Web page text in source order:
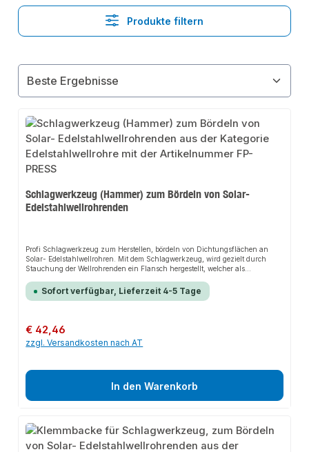
Produkte filtern
Schlagwerkzeug (Hammer) zum Bördeln von Solar-
Edelstahlwellrohrenden
Profi Schlagwerkzeug zum Herstellen, bördeln von Dichtungsflächen an
Solar- Edelstahlwellrohren. Mit dem Schlagwerkzeug, wird gezielt durch
Stauchung der Wellrohrenden ein Flansch hergestellt, welcher als
das Schlagwerkzeug und die geeignete Klemmbacke. Der Einsatz des
Schlagwerkzeuges beschleunigt den gesamten Prozess erheblich. Das
Abhängigkeit vom Durchmesser des Wellrohres, müssen sie die Klemmbacke
auswählen.
Sofort verfügbar, Lieferzeit 4-5 Tage
Regulärer Preis:
€ 42,46
zzgl. Versandkosten nach AT
In den Warenkorb